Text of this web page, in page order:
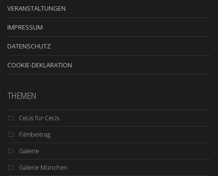
VERANSTALTUNGEN
IMPRESSUM
DATENSCHUTZ
COOKIE-DEKLARATION
THEMEN
CeUs für CeUs
Filmbeitrag
Galerie
Galerie München